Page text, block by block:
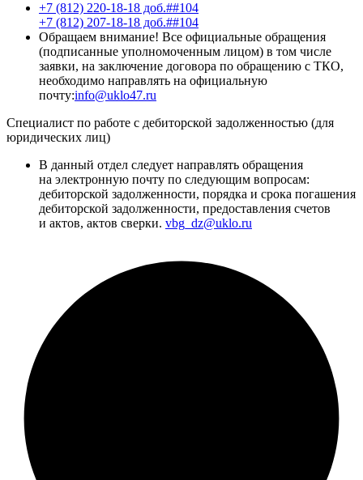
+7 (812) 220-18-18 доб.##104
+7 (812) 207-18-18 доб.##104
Обращаем внимание! Все официальные обращения
(подписанные уполномоченным лицом) в том числе
заявки, на заключение договора по обращению с ТКО,
необходимо направлять на официальную
почту:info@uklo47.ru
Специалист по работе с дебиторской задолженностью (для
юридических лиц)
В данный отдел следует направлять обращения
на электронную почту по следующим вопросам:
дебиторской задолженности, порядка и срока погашения
дебиторской задолженности, предоставления счетов
и актов, актов сверки. vbg_dz@uklo.ru